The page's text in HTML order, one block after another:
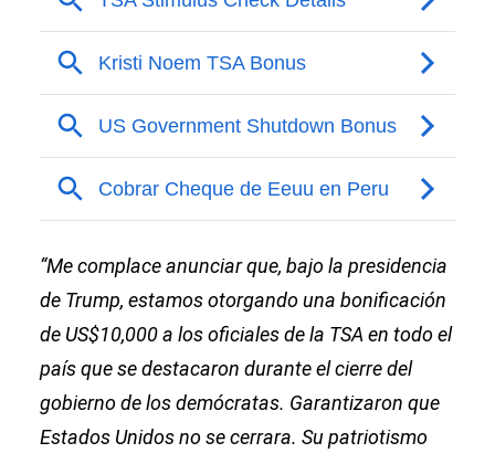
“Me complace anunciar que, bajo la presidencia
de Trump, estamos otorgando una bonificación
de US$10,000 a los oficiales de la TSA en todo el
país que se destacaron durante el cierre del
gobierno de los demócratas. Garantizaron que
Estados Unidos no se cerrara. Su patriotismo